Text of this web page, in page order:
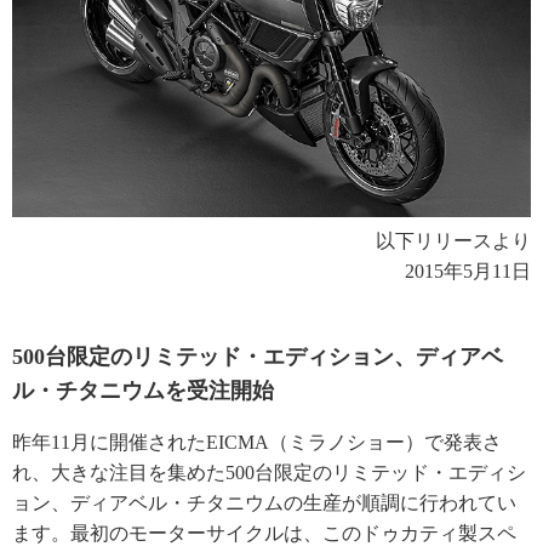
以下リリースより
2015年5月11日
500台限定のリミテッド・エディション、ディアベ
ル・チタニウムを受注開始
昨年11月に開催されたEICMA（ミラノショー）で発表さ
れ、大きな注目を集めた500台限定のリミテッド・エディシ
ョン、ディアベル・チタニウムの生産が順調に行われてい
ます。最初のモーターサイクルは、このドゥカティ製スペ